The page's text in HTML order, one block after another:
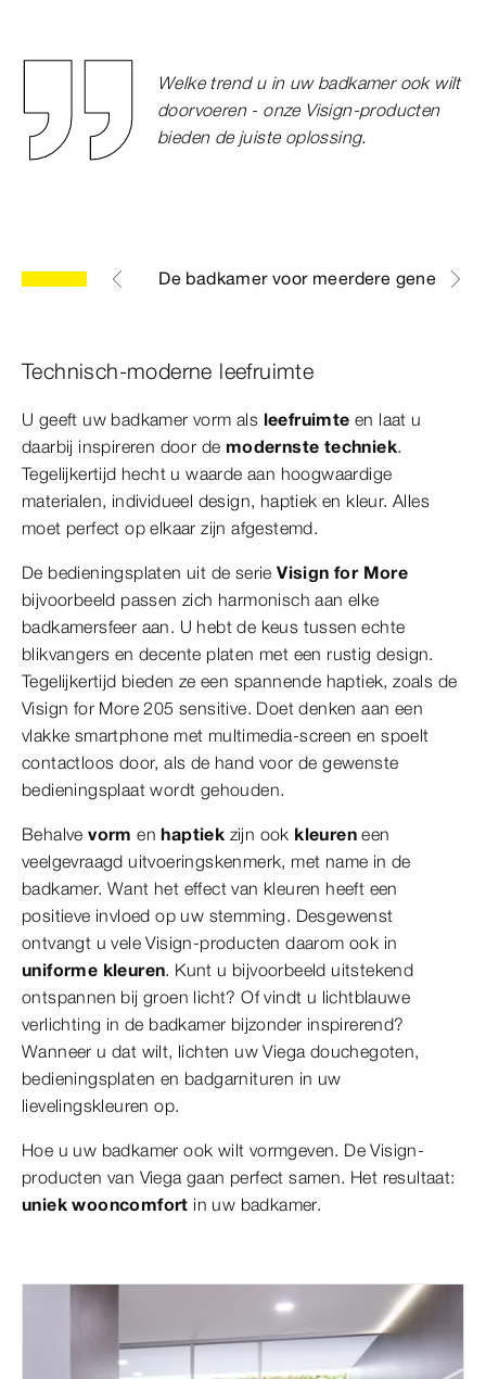
Welke trend u in uw badkamer ook wilt
doorvoeren - onze Visign-producten
bieden de juiste oplossing.
leefruimte De badkamer voor meerdere generaties
Technisch-moderne leefruimte
U geeft uw badkamer vorm als leefruimte en laat u
daarbij inspireren door de modernste techniek.
Tegelijkertijd hecht u waarde aan hoogwaardige
materialen, individueel design, haptiek en kleur. Alles
moet perfect op elkaar zijn afgestemd.
De bedieningsplaten uit de serieVisign for More
bijvoorbeeld passen zich harmonisch aan elke
badkamersfeer aan. U hebt de keus tussen echte
blikvangers en decente platen met een rustig design.
Tegelijkertijd bieden ze een spannende haptiek, zoals de
Visign for More 205 sensitive. Doet denken aan een
vlakke smartphone met multimedia-screen en spoelt
contactloos door, als de hand voor de gewenste
bedieningsplaat wordt gehouden.
Behalvevorm enhaptiek zijn ook kleuren een
veelgevraagd uitvoeringskenmerk, met name in de
badkamer. Want het effect van kleuren heeft een
positieve invloed op uw stemming. Desgewenst
ontvangt u vele Visign-producten daarom ook in
uniforme kleuren. Kunt u bijvoorbeeld uitstekend
ontspannen bij groen licht? Of vindt u lichtblauwe
verlichting in de badkamer bijzonder inspirerend?
Wanneer u dat wilt, lichten uw Viega douchegoten,
bedieningsplaten en badgarnituren in uw
lievelingskleuren op.
Hoe u uw badkamer ook wilt vormgeven. De Visign-
producten van Viega gaan perfect samen. Het resultaat:
uniek wooncomfort in uw badkamer.